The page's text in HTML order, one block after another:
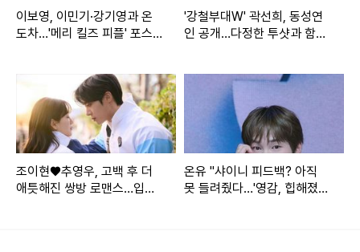
카엘라 수녀(전여빈)을 중심으로 한 이야기를 담고 있으며, 지
난 2일까지 누적관객수 143만 388명을 기록했다.
이보영, 이민기·강기영과 온
도차…'메리 킬즈 피플' 포스
'강철부대W' 곽선희, 동성연
인 공개…다정한 투샷과 함께
조이현♥추영우, 고백 후 더
애틋해진 쌍방 로맨스…입맞
온유 "샤이니 피드백? 아직
못 들려줬다…'영감, 힙해졌